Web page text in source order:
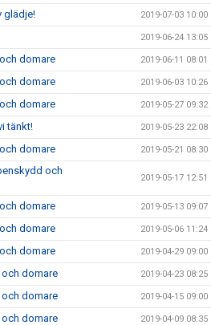
glädje! 2019-07-03 10:00
2019-06-24 13:05
domare 2019-06-11 08:01
domare 2019-06-03 10:26
domare 2019-05-27 09:32
tänkt! 2019-05-23 22:08
domare 2019-05-21 08:30
och
2019-05-17 12:51
domare 2019-05-13 09:07
domare 2019-05-06 11:24
domare 2019-04-29 09:00
och domare 2019-04-23 08:25
och domare 2019-04-15 09:00
och domare 2019-04-09 08:35